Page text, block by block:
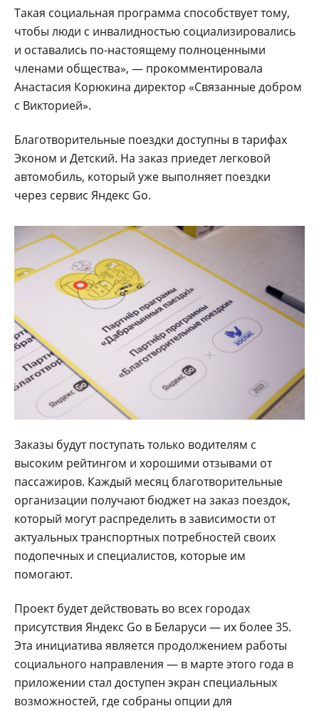
Такая социальная программа способствует тому,
чтобы люди с инвалидностью социализировались
и оставались по-настоящему полноценными
членами общества», — прокомментировала
Анастасия Корюкина директор «Связанные добром
с Викторией».
Благотворительные поездки доступны в тарифах
Эконом и Детский. На заказ приедет легковой
автомобиль, который уже выполняет поездки
через сервис Яндекс Go.
Заказы будут поступать только водителям с
высоким рейтингом и хорошими отзывами от
пассажиров. Каждый месяц благотворительные
организации получают бюджет на заказ поездок,
который могут распределить в зависимости от
актуальных транспортных потребностей своих
подопечных и специалистов, которые им
помогают.
Проект будет действовать во всех городах
присутствия Яндекс Go в Беларуси — их более 35.
Эта инициатива является продолжением работы
социального направления — в марте этого года в
приложении стал доступен экран специальных
возможностей, где собраны опции для